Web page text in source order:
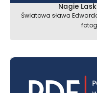
Nagie
Światowa sława